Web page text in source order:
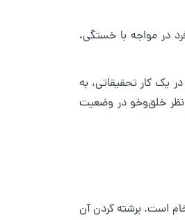
در مواجه با خستگی،
می‌کنند بسیار پایین است. در یک کار تحقیقاتی، به
تمامی مردان از نظر خلق‌وخو در وضعیت
خام است. برشته کردن آن